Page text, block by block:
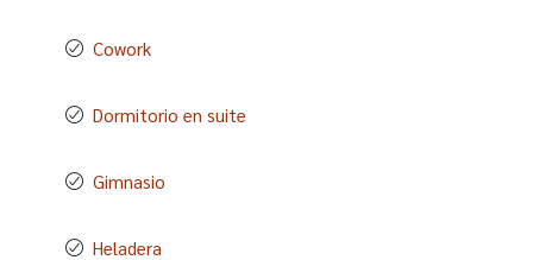
Cowork
Dormitorio en suite
Gimnasio
Heladera